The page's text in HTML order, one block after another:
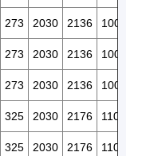
273 2030 2136 100
273 2030 2136 100
273 2030 2136 100
325 2030 2176 110
325 2030 2176 110